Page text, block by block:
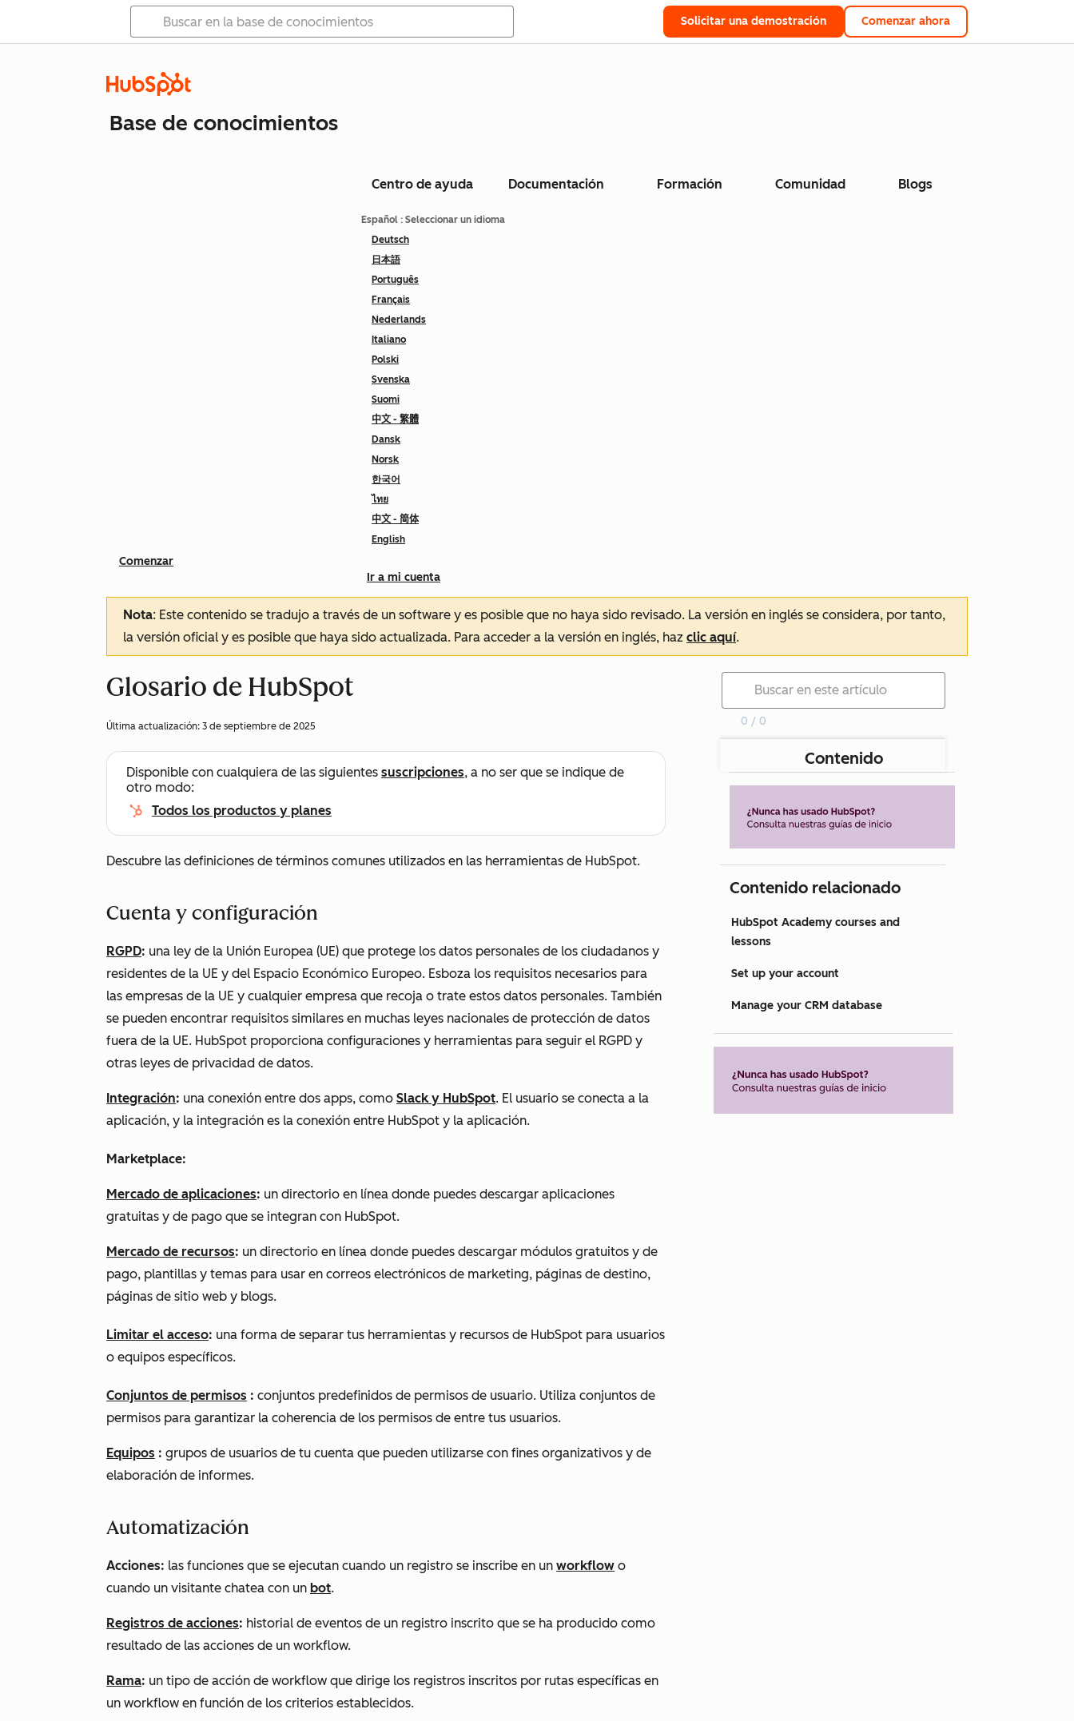
Solicitar una demostración Comenzar ahora
Base de conocimientos
Centro de ayuda Documentación Formación Comunidad Blogs
Español : Seleccionar un idioma
Deutsch
日本語
Português
Français
Nederlands
Italiano
Polski
Svenska
Suomi
中文 - 繁體
Dansk
Norsk
한국어
ไทย
中文 - 简体
English
Ir a mi cuenta
Comenzar
Nota: Este contenido se tradujo a través de un software y es posible que no haya sido revisado. La versión en inglés se considera, por tanto,
la versión oficial y es posible que haya sido actualizada. Para acceder a la versión en inglés, haz clic aquí.
Glosario de HubSpot
Última actualización: 3 de septiembre de 2025
Disponible con cualquiera de las siguientes suscripciones, a no ser que se indique de
otro modo:
Todos los productos y planes
Descubre las definiciones de términos comunes utilizados en las herramientas de HubSpot.
Cuenta y configuración
RGPD: una ley de la Unión Europea (UE) que protege los datos personales de los ciudadanos y
residentes de la UE y del Espacio Económico Europeo. Esboza los requisitos necesarios para
las empresas de la UE y cualquier empresa que recoja o trate estos datos personales. También
se pueden encontrar requisitos similares en muchas leyes nacionales de protección de datos
fuera de la UE. HubSpot proporciona configuraciones y herramientas para seguir el RGPD y
otras leyes de privacidad de datos.
Integración: una conexión entre dos apps, como Slack y HubSpot. El usuario se conecta a la
aplicación, y la integración es la conexión entre HubSpot y la aplicación.
Marketplace:
Mercado de aplicaciones: un directorio en línea donde puedes descargar aplicaciones
gratuitas y de pago que se integran con HubSpot.
Mercado de recursos: un directorio en línea donde puedes descargar módulos gratuitos y de
pago, plantillas y temas para usar en correos electrónicos de marketing, páginas de destino,
páginas de sitio web y blogs.
Limitar el acceso: una forma de separar tus herramientas y recursos de HubSpot para usuarios
o equipos específicos.
Conjuntos de permisos : conjuntos predefinidos de permisos de usuario. Utiliza conjuntos de
permisos para garantizar la coherencia de los permisos de entre tus usuarios.
Equipos : grupos de usuarios de tu cuenta que pueden utilizarse con fines organizativos y de
elaboración de informes.
Automatización
Acciones: las funciones que se ejecutan cuando un registro se inscribe en un workflow o
cuando un visitante chatea con un bot.
Registros de acciones: historial de eventos de un registro inscrito que se ha producido como
resultado de las acciones de un workflow.
Rama: un tipo de acción de workflow que dirige los registros inscritos por rutas específicas en
un workflow en función de los criterios establecidos.
0 / 0
Contenido
Contenido relacionado
HubSpot Academy courses and
lessons
Set up your account
Manage your CRM database